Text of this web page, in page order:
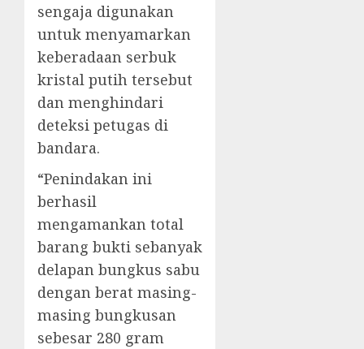
sengaja digunakan
untuk menyamarkan
keberadaan serbuk
kristal putih tersebut
dan menghindari
deteksi petugas di
bandara.
“Penindakan ini
berhasil
mengamankan total
barang bukti sebanyak
delapan bungkus sabu
dengan berat masing-
masing bungkusan
sebesar 280 gram